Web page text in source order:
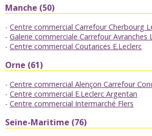
Manche (50)
Centre commercial Carrefour Cherbourg
Galerie commerciale Carrefour Avranches
Centre commercial Coutances E.Leclerc
Orne (61)
Centre commercial Alençon Carrefour
Centre commercial E.Leclerc Argentan
Centre commercial Intermarché Flers
Seine-Maritime (76)